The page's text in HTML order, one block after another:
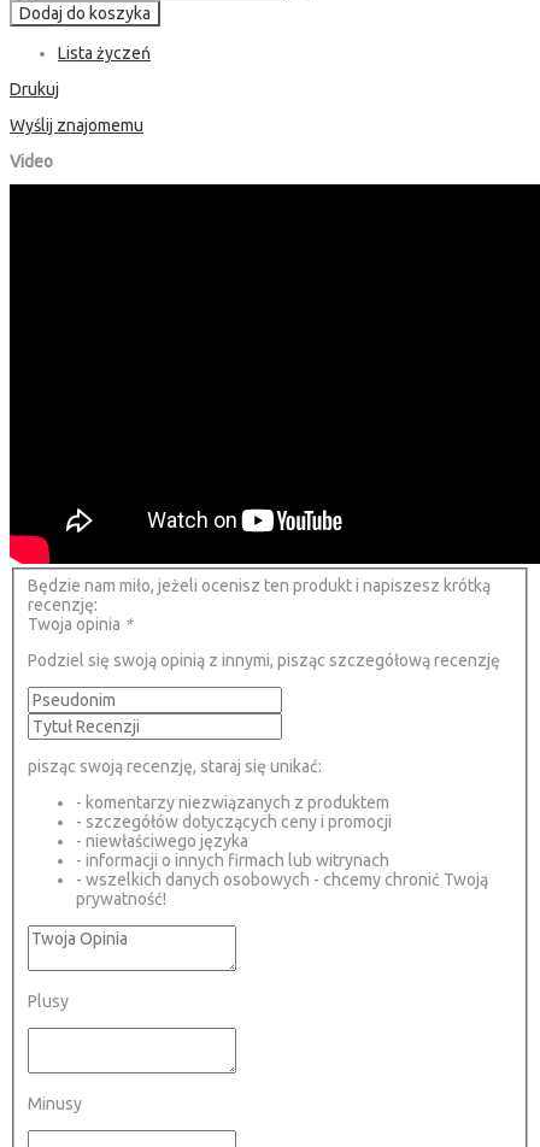
Dodaj do koszyka
Lista życzeń
Drukuj
Wyślij znajomemu
Video
Będzie nam miło, jeżeli ocenisz ten produkt i napiszesz krótką
recenzję:
Twoja opinia *
Podziel się swoją opinią z innymi, pisząc szczegółową recenzję
pisząc swoją recenzję, staraj się unikać:
- komentarzy niezwiązanych z produktem
- szczegółów dotyczących ceny i promocji
- niewłaściwego języka
- informacji o innych firmach lub witrynach
- wszelkich danych osobowych - chcemy chronić Twoją
prywatność!
Plusy
Minusy